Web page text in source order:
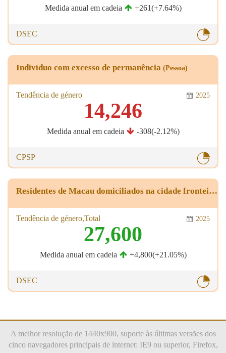
Medida anual em cadeia +261(+7.64%)
DSEC
Indivíduo com excesso de permanência (Pessoa)
Tendência de género 2025
14,246
Medida anual em cadeia -308(-2.12%)
CPSP
Residentes de Macau domiciliados na cidade fronteiriça de Zhuhai e nos arredores, que trabalhavam ou estudavam na RAEM
Tendência de género,Total 2025
27,600
Medida anual em cadeia +4,800(+21.05%)
DSEC
A melhor resolução de 1440x900, suporte às últimas versões dos
cinco navegadores principais de internet: IE9 ou superior, Firefox,